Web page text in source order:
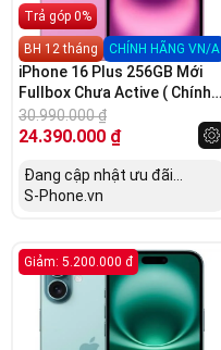
Trả góp 0%
BH 12 tháng CHÍNH HÃNG VN/A
iPhone 16 Plus 256GB Mới
Fullbox Chưa Active ( Chính
Hãng VN/A)
30.990.000₫
24.390.000 ₫
Đang cập nhật ưu đãi...
S-Phone.vn
Giảm: 5.200.000 đ